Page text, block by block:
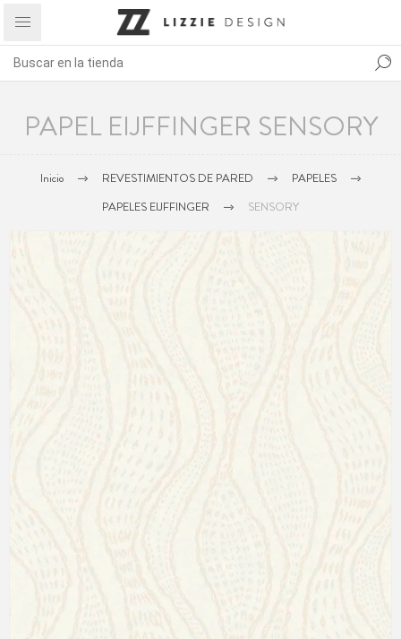
PAPEL EIJFFINGER SENSORY
Inicio REVESTIMIENTOS DE PARED
PAPELES
PAPELES EIJFFINGER
SENSORY